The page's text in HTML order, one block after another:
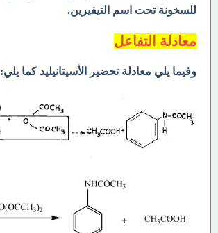
للسخونة تحت اسم التيفيرين.
معادلة التفاعل
وفيما يلي معادلة تحضير الأسيتانيليد كما يلي: